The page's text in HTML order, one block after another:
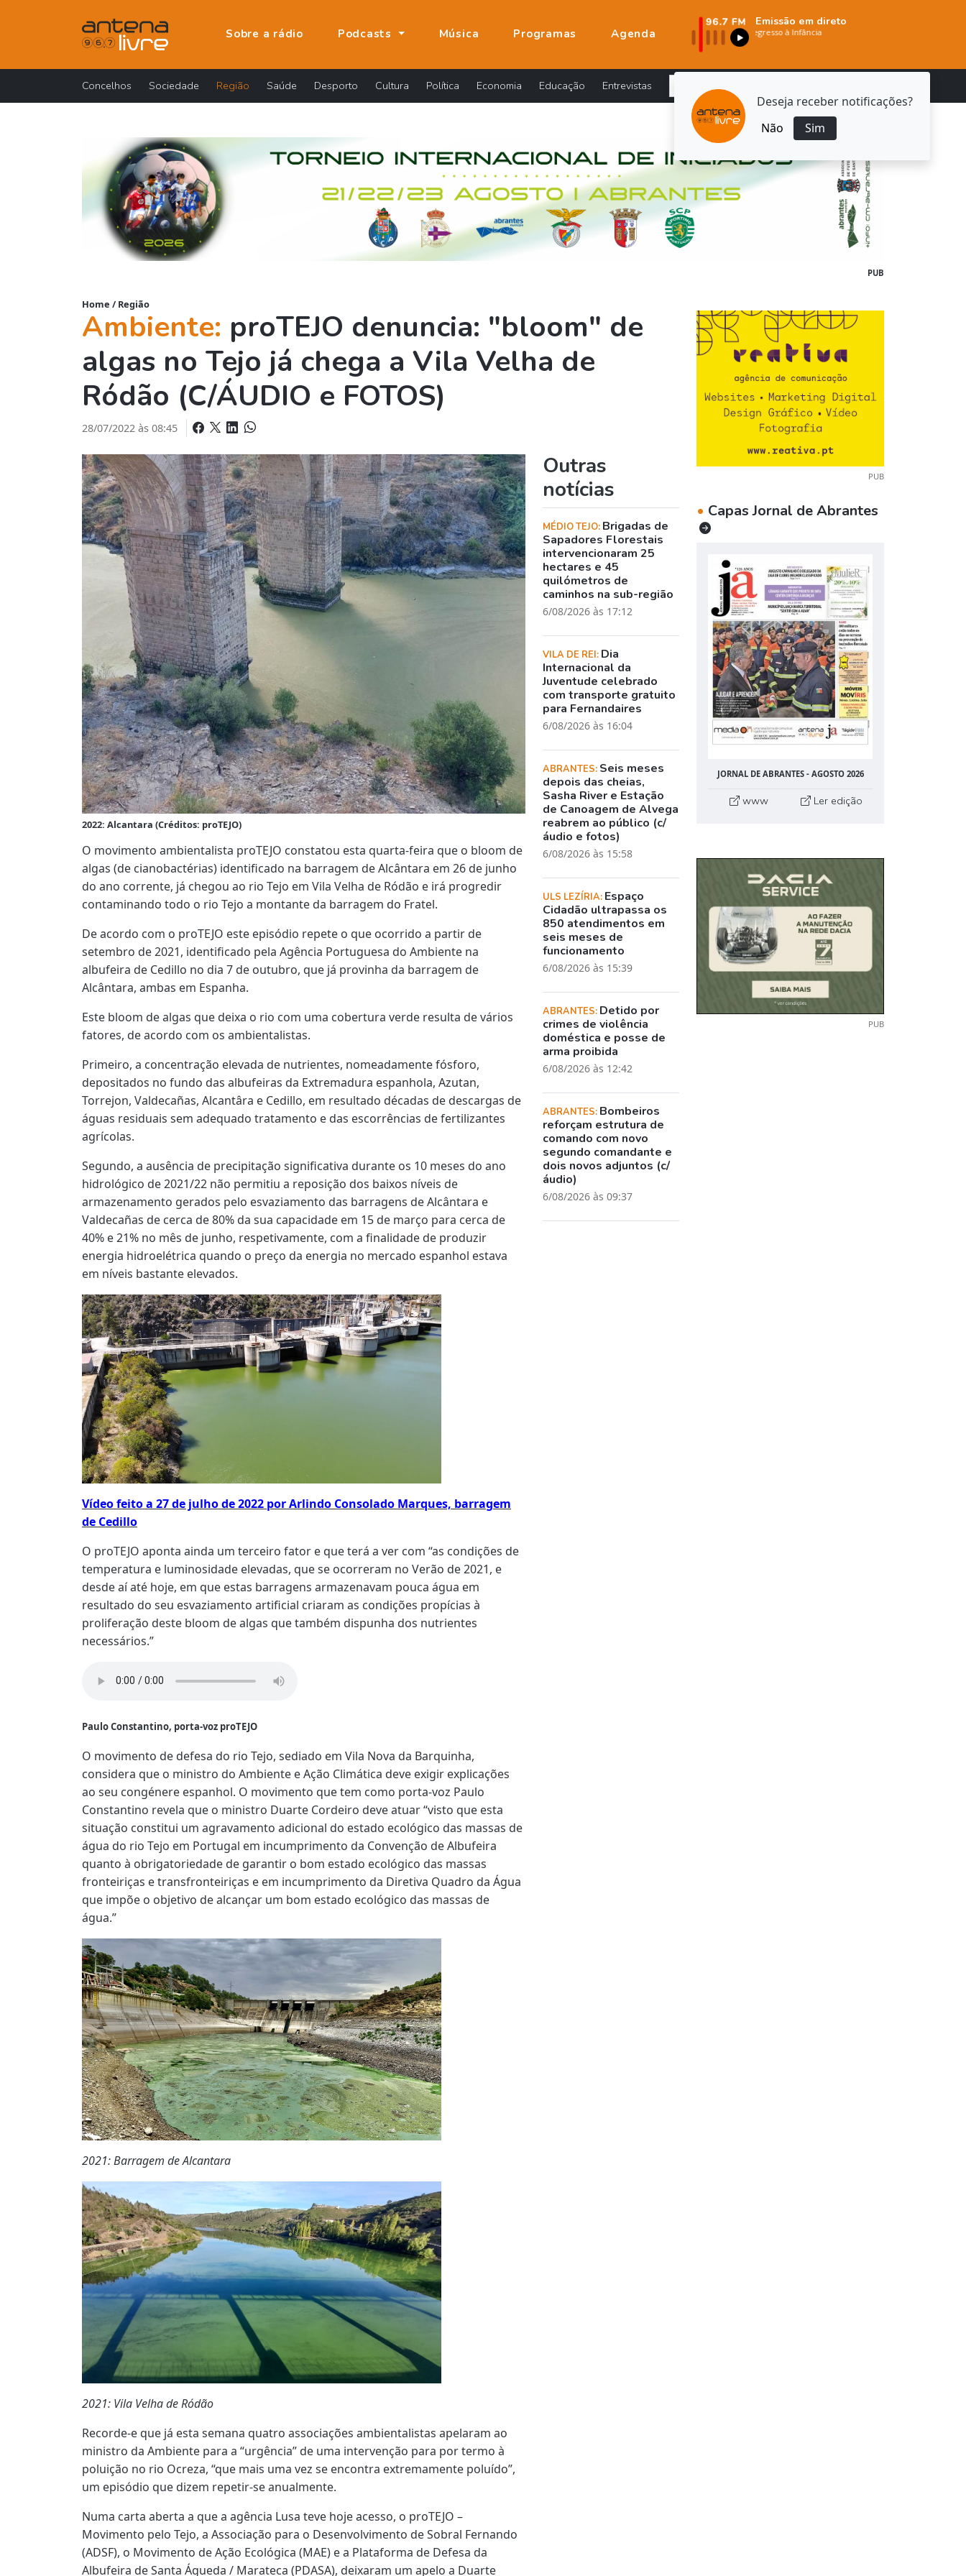
Deseja receber notificações?
Não
Sim
Sobre a rádio Podcasts Música Programas Agenda
Emissão em direto
Concelhos Sociedade Região Saúde Desporto Cultura Política Economia Educação Entrevistas
PUB
Home / Região
Ambiente: proTEJO denuncia: "bloom" de
algas no Tejo já chega a Vila Velha de
Ródão (C/ÁUDIO e FOTOS)
28/07/2022 às 08:45
2022: Alcantara (Créditos: proTEJO)
O movimento ambientalista proTEJO constatou esta quarta-feira que o bloom de
algas (de cianobactérias) identificado na barragem de Alcântara em 26 de junho
do ano corrente, já chegou ao rio Tejo em Vila Velha de Ródão e irá progredir
contaminando todo o rio Tejo a montante da barragem do Fratel.
De acordo com o proTEJO este episódio repete o que ocorrido a partir de
setembro de 2021, identificado pela Agência Portuguesa do Ambiente na
albufeira de Cedillo no dia 7 de outubro, que já provinha da barragem de
Alcântara, ambas em Espanha.
Este bloom de algas que deixa o rio com uma cobertura verde resulta de vários
fatores, de acordo com os ambientalistas.
Primeiro, a concentração elevada de nutrientes, nomeadamente fósforo,
depositados no fundo das albufeiras da Extremadura espanhola, Azutan,
Torrejon, Valdecañas, Alcantâra e Cedillo, em resultado décadas de descargas de
águas residuais sem adequado tratamento e das escorrências de fertilizantes
agrícolas.
Segundo, a ausência de precipitação significativa durante os 10 meses do ano
hidrológico de 2021/22 não permitiu a reposição dos baixos níveis de
armazenamento gerados pelo esvaziamento das barragens de Alcântara e
Valdecañas de cerca de 80% da sua capacidade em 15 de março para cerca de
40% e 21% no mês de junho, respetivamente, com a finalidade de produzir
energia hidroelétrica quando o preço da energia no mercado espanhol estava
em níveis bastante elevados.
Vídeo feito a 27 de julho de 2022 por Arlindo Consolado Marques, barragem
de Cedillo
O proTEJO aponta ainda um terceiro fator e que terá a ver com “as condições de
temperatura e luminosidade elevadas, que se ocorreram no Verão de 2021, e
desde aí até hoje, em que estas barragens armazenavam pouca água em
resultado do seu esvaziamento artificial criaram as condições propícias à
proliferação deste bloom de algas que também dispunha dos nutrientes
necessários.”
Paulo Constantino, porta-voz proTEJO
O movimento de defesa do rio Tejo, sediado em Vila Nova da Barquinha,
considera que o ministro do Ambiente e Ação Climática deve exigir explicações
ao seu congénere espanhol. O movimento que tem como porta-voz Paulo
Constantino revela que o ministro Duarte Cordeiro deve atuar “visto que esta
situação constitui um agravamento adicional do estado ecológico das massas de
água do rio Tejo em Portugal em incumprimento da Convenção de Albufeira
quanto à obrigatoriedade de garantir o bom estado ecológico das massas
fronteiriças e transfronteiriças e em incumprimento da Diretiva Quadro da Água
que impõe o objetivo de alcançar um bom estado ecológico das massas de
água.”
2021: Barragem de Alcantara
2021: Vila Velha de Ródão
Recorde-e que já esta semana quatro associações ambientalistas apelaram ao
ministro da Ambiente para a “urgência” de uma intervenção para por termo à
poluição no rio Ocreza, “que mais uma vez se encontra extremamente poluído”,
um episódio que dizem repetir-se anualmente.
Numa carta aberta a que a agência Lusa teve hoje acesso, o proTEJO –
Movimento pelo Tejo, a Associação para o Desenvolvimento de Sobral Fernando
(ADSF), o Movimento de Ação Ecológica (MAE) e a Plataforma de Defesa da
Albufeira de Santa Águeda / Marateca (PDASA), deixaram um apelo a Duarte
Outras
notícias
MÉDIO TEJO: Brigadas de
Sapadores Florestais
intervencionaram 25
hectares e 45
quilómetros de
caminhos na sub-região
6/08/2026 às 17:12
VILA DE REI: Dia
Internacional da
Juventude celebrado
com transporte gratuito
para Fernandaires
6/08/2026 às 16:04
ABRANTES: Seis meses
depois das cheias,
Sasha River e Estação
de Canoagem de Alvega
reabrem ao público (c/
áudio e fotos)
6/08/2026 às 15:58
ULS LEZÍRIA: Espaço
Cidadão ultrapassa os
850 atendimentos em
seis meses de
funcionamento
6/08/2026 às 15:39
ABRANTES: Detido por
crimes de violência
doméstica e posse de
arma proibida
6/08/2026 às 12:42
ABRANTES: Bombeiros
reforçam estrutura de
comando com novo
segundo comandante e
dois novos adjuntos (c/
áudio)
6/08/2026 às 09:37
PUB
• Capas Jornal de Abrantes
JORNAL DE ABRANTES - AGOSTO 2026
www Ler edição
PUB